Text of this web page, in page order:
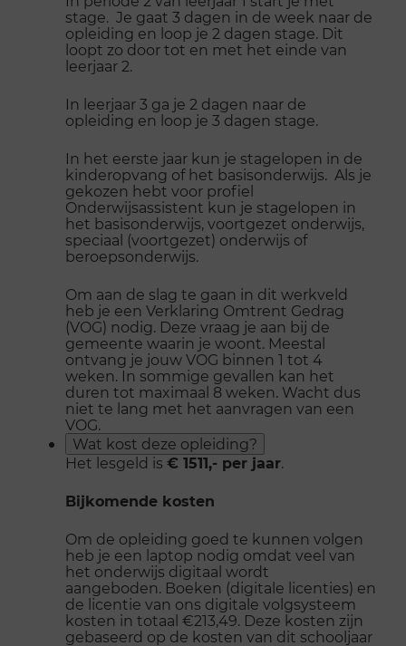
stage. Je gaat 3 dagen in de week naar de
opleiding en loop je 2 dagen stage. Dit
loopt zo door tot en met het einde van
leerjaar 2.
In leerjaar 3 ga je 2 dagen naar de
opleiding en loop je 3 dagen stage.
In het eerste jaar kun je stagelopen in de
kinderopvang of het basisonderwijs. Als je
gekozen hebt voor profiel
Onderwijsassistent kun je stagelopen in
het basisonderwijs, voortgezet onderwijs,
speciaal (voortgezet) onderwijs of
beroepsonderwijs.
Om aan de slag te gaan in dit werkveld
heb je een Verklaring Omtrent Gedrag
(VOG) nodig. Deze vraag je aan bij de
gemeente waarin je woont. Meestal
ontvang je jouw VOG binnen 1 tot 4
weken. In sommige gevallen kan het
duren tot maximaal 8 weken. Wacht dus
niet te lang met het aanvragen van een
VOG.
Wat kost deze opleiding?
Het lesgeld is € 1511,- per jaar.
Bijkomende kosten
Om de opleiding goed te kunnen volgen
heb je een laptop nodig omdat veel van
het onderwijs digitaal wordt
aangeboden. Boeken (digitale licenties) en
de licentie van ons digitale volgsysteem
kosten in totaal €213,49. Deze kosten zijn
gebaseerd op de kosten van dit schooljaar